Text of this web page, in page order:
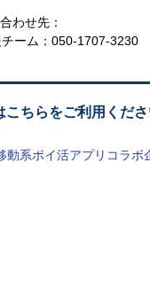
わせ先：
ーム： 050-1707-3230
こちらをご利用くだ
動系ポイ活アプリコラボ